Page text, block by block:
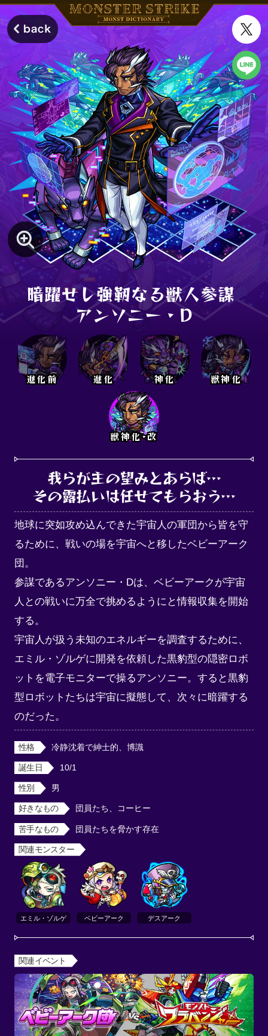
暗躍せし強靭なる獣人参謀
アンソニー・D
進化前 進化 神化 獣神化
獣神化･改
我らが主の望みとあらば…
その露払いは任せてもらおう…
地球に突如攻め込んできた宇宙人の軍団から皆を守
るために、戦いの場を宇宙へと移したベビーアーク
団。
参謀であるアンソニー・Dは、ベビーアークが宇宙
人との戦いに万全で挑めるようにと情報収集を開始
する。
宇宙人が扱う未知のエネルギーを調査するために、
エミル・ゾルゲに開発を依頼した黒豹型の隠密ロボ
ットを電子モニターで操るアンソニー。すると黒豹
型ロボットたちは宇宙に擬態して、次々に暗躍する
のだった。
性格 冷静沈着で紳士的、博識
誕生日 10/1
性別 男
好きなもの 団員たち、コーヒー
苦手なもの 団員たちを脅かす存在
関連モンスター
エミル・ゾルゲ ベビーアーク デスアーク
関連イベント